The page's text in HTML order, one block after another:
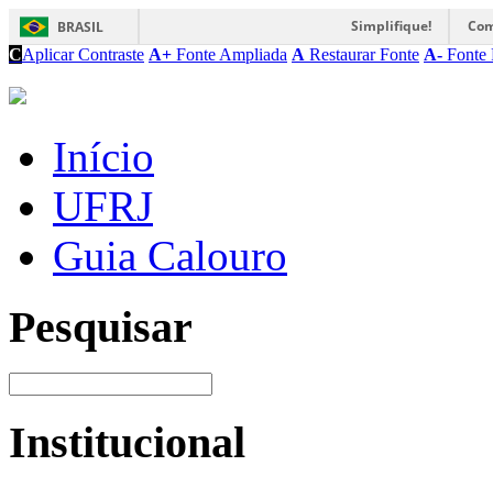
BRASIL Simplifique!
CAplicar Contraste A+ Fonte Ampliada A Restaurar Fonte A- Fonte
Início
UFRJ
Guia Calouro
Pesquisar
Institucional